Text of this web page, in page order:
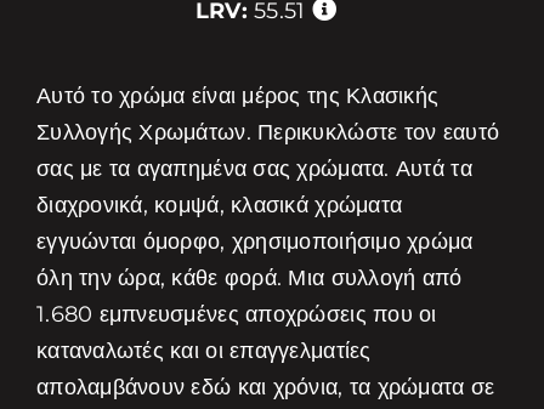
LRV: 55.51
Αυτό το χρώμα είναι μέρος της Κλασικής
Συλλογής Χρωμάτων. Περικυκλώστε τον εαυτό
σας με τα αγαπημένα σας χρώματα. Αυτά τα
διαχρονικά, κομψά, κλασικά χρώματα
εγγυώνται όμορφο, χρησιμοποιήσιμο χρώμα
όλη την ώρα, κάθε φορά. Μια συλλογή από
1.680 εμπνευσμένες αποχρώσεις που οι
καταναλωτές και οι επαγγελματίες
απολαμβάνουν εδώ και χρόνια, τα χρώματα σε